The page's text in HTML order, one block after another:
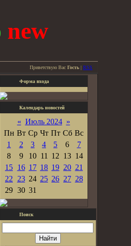
new
Приветствую Вас Гость | RSS
Форма входа
Календарь новостей
« Июль 2024 »
Пн Вт Ср Чт Пт Сб Вс
1
2 3 4 5 6
7
8
9 10 11 12 13 14
15 16 17 18 19 20 21
22
23 24 25 26 27 28
29 30 31
Поиск